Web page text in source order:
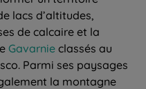
lacs d’altitudes,
de calcaire et la
Gavarnie classés au
Parmi ses paysages
la montagne